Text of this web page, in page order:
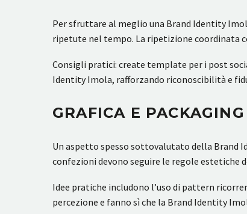
Per sfruttare al meglio una Brand Identity
ripetute nel tempo. La ripetizione coordinata
Consigli pratici: create template per i post
Identity Imola, rafforzando riconoscibilità e
GRAFICA E
Un aspetto spesso sottovalutato della Brand
confezioni devono seguire le regole
Idee pratiche includono l’uso di pattern
percezione e fanno sì che la Brand Identity